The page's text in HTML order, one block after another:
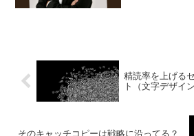
精読率を上げる
ト（文字デザイ
そのキャッチコピーは戦略に沿ってる？